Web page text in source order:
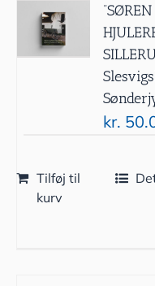
kr.
Tilføj til
kurv